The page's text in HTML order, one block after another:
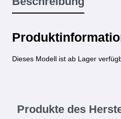
Dieses Modell ist ab Lager
Produkte des